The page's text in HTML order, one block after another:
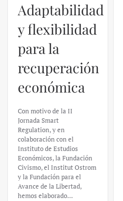
Adaptabilidad
y flexibilidad
para la
recuperación
económica
Con motivo de la II
Jornada Smart
Regulation, y en
colaboración con el
Instituto de Estudios
Económicos, la Fundación
Civismo, el Institut Ostrom
y la Fundación para el
Avance de la Libertad,
hemos elaborado…